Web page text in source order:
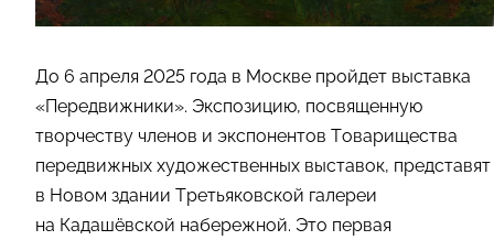
До 6 апреля 2025 года в Москве пройдет выставка
«Передвижники». Экспозицию, посвященную
творчеству членов и экспонентов Товарищества
передвижных художественных выставок, представят
в Новом здании Третьяковской галереи
на Кадашёвской набережной. Это первая